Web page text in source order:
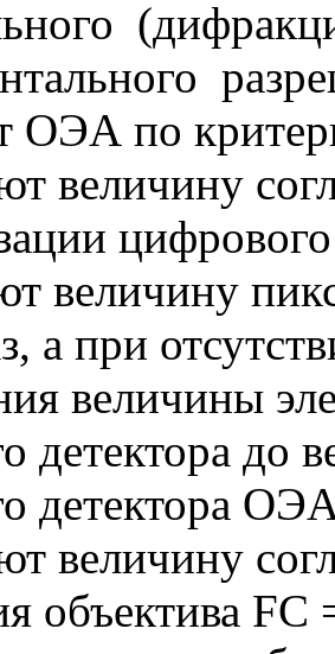
ОЭА по
величину
величину
а при
величины
детектора до
детектора
величину
объектива